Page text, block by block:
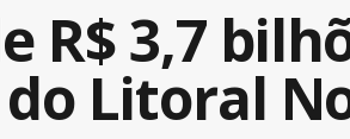
R$ 3,7
Litoral